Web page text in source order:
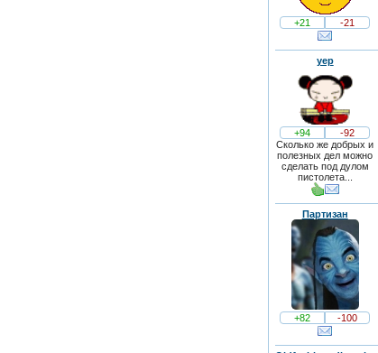
+21 -21
yep
+94
-92
Сколько же добрых и
полезных дел можно
сделать под дулом
пистолета...
Партизан
+82 -100